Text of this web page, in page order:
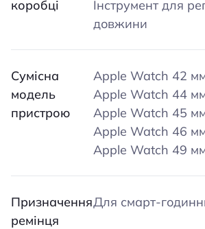
коробці
Інструмент для
довжини
Сумісна
модель
пристрою
Apple Watch 42
Apple Watch 44
Apple Watch 45
Apple Watch 46
Apple Watch 49
Призначення
ремінця
Для смарт-